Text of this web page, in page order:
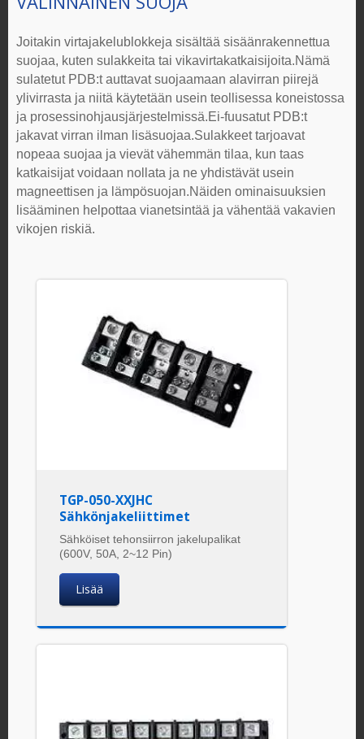
Joitakin virtajakelublokkeja sisältää sisäänrakennettua
suojaa, kuten sulakkeita tai vikavirtakatkaisijoita.Nämä
sulatetut PDB:t auttavat suojaamaan alavirran piirejä
ylivirrasta ja niitä käytetään usein teollisessa koneistossa
ja prosessinohjausjärjestelmissä.Ei-fuusatut PDB:t
jakavat virran ilman lisäsuojaa.Sulakkeet tarjoavat
nopeaa suojaa ja vievät vähemmän tilaa, kun taas
katkaisijat voidaan nollata ja ne yhdistävät usein
magneettisen ja lämpösuojan.Näiden ominaisuuksien
lisääminen helpottaa vianetsintää ja vähentää vakavien
vikojen riskiä.
TGP-050-XXJHC
Sähkönjakeliittimet
Sähköiset tehonsiirron jakelupalikat
(600V, 50A, 2~12 Pin)
Lisää